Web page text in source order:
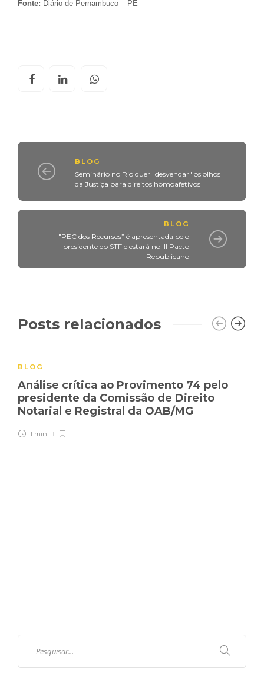
Fonte: Diário de Pernambuco – PE
BLOG
Seminário no Rio quer "desvendar" os olhos
da Justiça para direitos homoafetivos
BLOG
"PEC dos Recursos” é apresentada pelo
presidente do STF e estará no III Pacto
Republicano
Posts relacionados
BLOG
Análise crítica ao Provimento 74 pelo
presidente da Comissão de Direito
Notarial e Registral da OAB/MG
1 min